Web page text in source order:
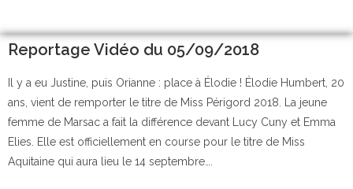
Reportage Vidéo du 05/09/2018
Il y a eu Justine, puis Orianne : place à Élodie ! Élodie Humbert, 20
ans, vient de remporter le titre de Miss Périgord 2018. La jeune
femme de Marsac a fait la différence devant Lucy Cuny et Emma
Elies. Elle est officiellement en course pour le titre de Miss
Aquitaine qui aura lieu le 14 septembre….